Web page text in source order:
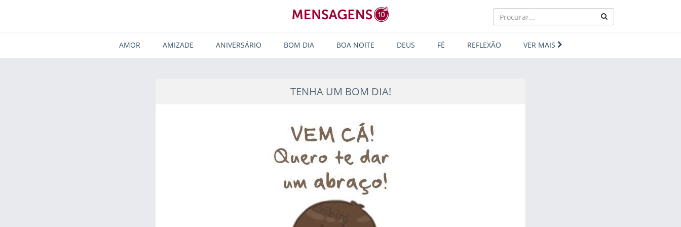
AMOR AMIZADE ANIVERSÁRIO BOM DIA BOA NOITE DEUS FÉ REFLEXÃO VER MAIS
TENHA UM BOM DIA!